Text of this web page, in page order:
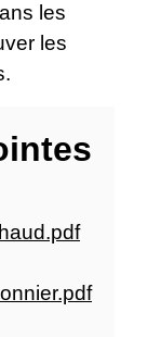
les
les